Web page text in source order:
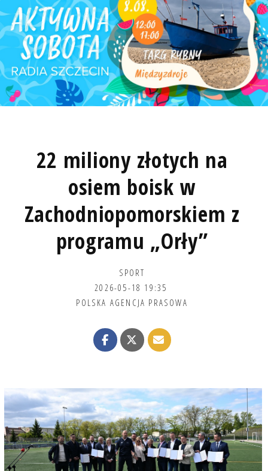
22 miliony złotych na
osiem boisk w
Zachodniopomorskiem z
programu „Orły”
SPORT
2026-05-18 19:35
POLSKA AGENCJA PRASOWA